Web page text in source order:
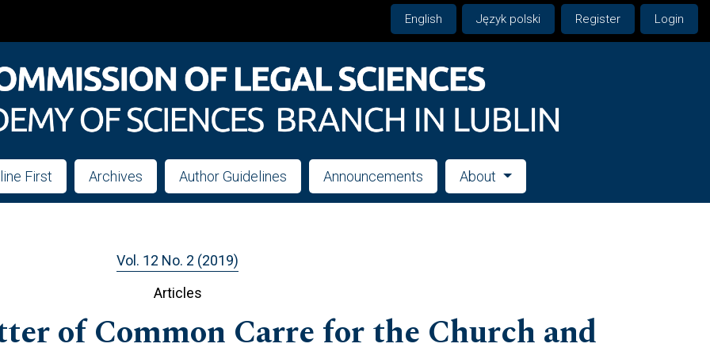
English Język polski Register Login
First Archives Author Guidelines Announcements About
Vol. 12 No. 2 (2019)
Articles
of Common Carre for the Church and